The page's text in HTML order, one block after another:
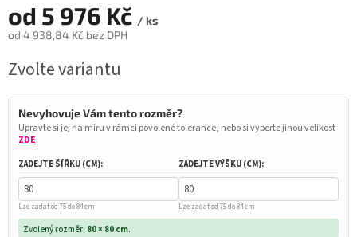
od 5 976 Kč / ks
od 4 938,84 Kč bez DPH
cena:
Zvolte variantu
Nevyhovuje Vám tento rozměr?
Upravte si jej na míru v rámci povolené tolerance, nebo si vyberte jinou velikost
ZDE.
ZADEJTE ŠÍŘKU (CM):
Lze zadat od 75 do 84 cm
ZADEJTE VÝŠKU (CM):
Lze zadat od 75 do 84 cm
Zvolený rozměr: 80 × 80 cm.